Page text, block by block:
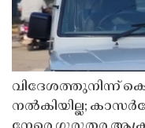
വിദേശത്തുനിന്ന്
നൽകിയില്ല;